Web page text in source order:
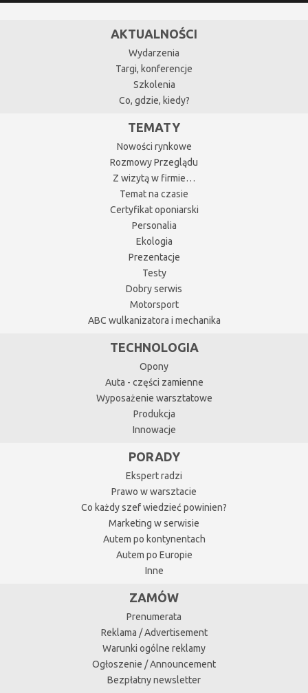
AKTUALNOŚCI
Wydarzenia
Targi, konferencje
Szkolenia
Co, gdzie, kiedy?
TEMATY
Nowości rynkowe
Rozmowy Przeglądu
Z wizytą w firmie…
Temat na czasie
Certyfikat oponiarski
Personalia
Ekologia
Prezentacje
Testy
Dobry serwis
Motorsport
ABC wulkanizatora i mechanika
TECHNOLOGIA
Opony
Auta - części zamienne
Wyposażenie warsztatowe
Produkcja
Innowacje
PORADY
Ekspert radzi
Prawo w warsztacie
Co każdy szef wiedzieć powinien?
Marketing w serwisie
Autem po kontynentach
Autem po Europie
Inne
ZAMÓW
Prenumerata
Reklama / Advertisement
Warunki ogólne reklamy
Ogłoszenie / Announcement
Bezpłatny newsletter